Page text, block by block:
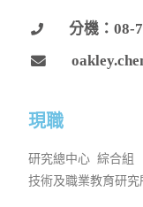
分機：08-
現職
研究總中心 綜合組
技術及職業教育研